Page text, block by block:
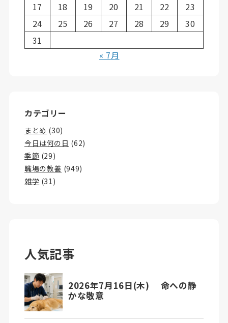
17
18 19 20 21 22
23
24
25 26 27 28 29
30
31
« 7月
カテゴリー
まとめ (30)
今日は何の日 (62)
季節 (29)
職場の教養 (949)
雑学 (31)
人気記事